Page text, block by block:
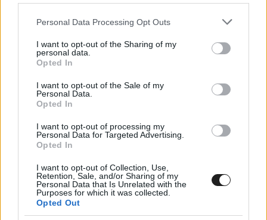
Please note that this website/app uses one or more Google
not limited to your visit or usage behaviour. You may click to
grant or deny consent to Google and its third-party tags to
use your data for below specified purposes in below Google
consent section.
Personal Data Processing Opt Outs
I want to opt-out of the Sharing of my
personal data.
Opted In
I want to opt-out of the Sale of my
Personal Data.
Opted In
I want to opt-out of processing my
Personal Data for Targeted Advertising.
Opted In
I want to opt-out of Collection, Use,
Retention, Sale, and/or Sharing of my
Personal Data that Is Unrelated with the
Purposes for which it was collected.
Opted Out
Versenyzés régen, és most
Scott Pruett ugyanakkor kijelentette, össze sem
órásait a mai egynaposokkal.
Sokat változott a verseny dinamikája. Például
amikor egy Porsche 962-essel versenyeztem itt, nem
volt kipörgésgátló, nem volt ABS (blokkolásgátló).
Úgy értem, vezetni kellett az autót, és óvatosan
kellett bánni mindennel.